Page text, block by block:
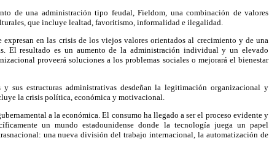
de una administración tipo feudal, Fieldom, una combinación de valores
que incluye lealtad, favoritismo, informalidad e ilegalidad.
en las crisis de los viejos valores orientados al crecimiento y de una
El resultado es un aumento de la administración individual y un elevado
proveerá soluciones a los problemas sociales o mejorará el bienestar
sus estructuras administrativas desdeñan la legitimación organizacional y
la crisis política, económica y motivacional.
a la económica. El consumo ha llegado a ser el proceso evidente y
un mundo estadounidense donde la tecnología juega un papel
una nueva división del trabajo internacional, la automatización de